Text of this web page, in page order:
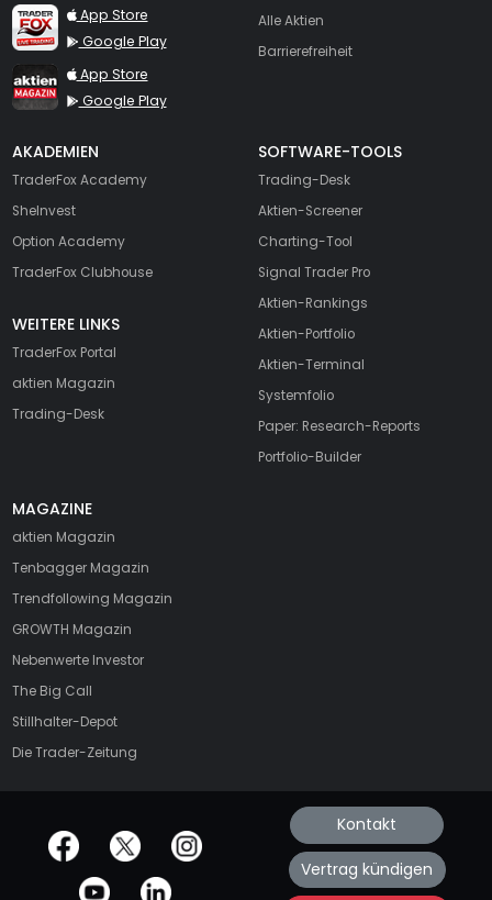
TraderFox Live Trading
App Store
Google Play
TraderFox aktien Magazin
App Store
Google Play
Alle Aktien
Barrierefreiheit
AKADEMIEN
TraderFox Academy
SheInvest
Option Academy
TraderFox Clubhouse
WEITERE LINKS
TraderFox Portal
aktien Magazin
Trading-Desk
SOFTWARE-TOOLS
Trading-Desk
Aktien-Screener
Charting-Tool
Signal Trader Pro
Aktien-Rankings
Aktien-Portfolio
Aktien-Terminal
Systemfolio
Paper: Research-Reports
Portfolio-Builder
MAGAZINE
aktien Magazin
Tenbagger Magazin
Trendfollowing Magazin
GROWTH Magazin
Nebenwerte Investor
The Big Call
Stillhalter-Depot
Die Trader-Zeitung
offizielle Social Media-Accounts Kontakt
Vertrag kündigen